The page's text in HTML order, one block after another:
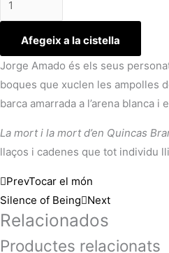
Afegeix a la cistella
Jorge Amado és els seus
boques que xuclen les ampolles
barca amarrada a l’arena blanca
La mort i la mort d’en Quincas
llaços i cadenes que tot individu
PrevTocar el món
Silence of Being Next
Relacionados
Productes relacionats